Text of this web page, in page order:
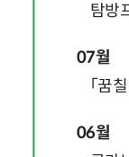
탐방
07월
「꿈
06월